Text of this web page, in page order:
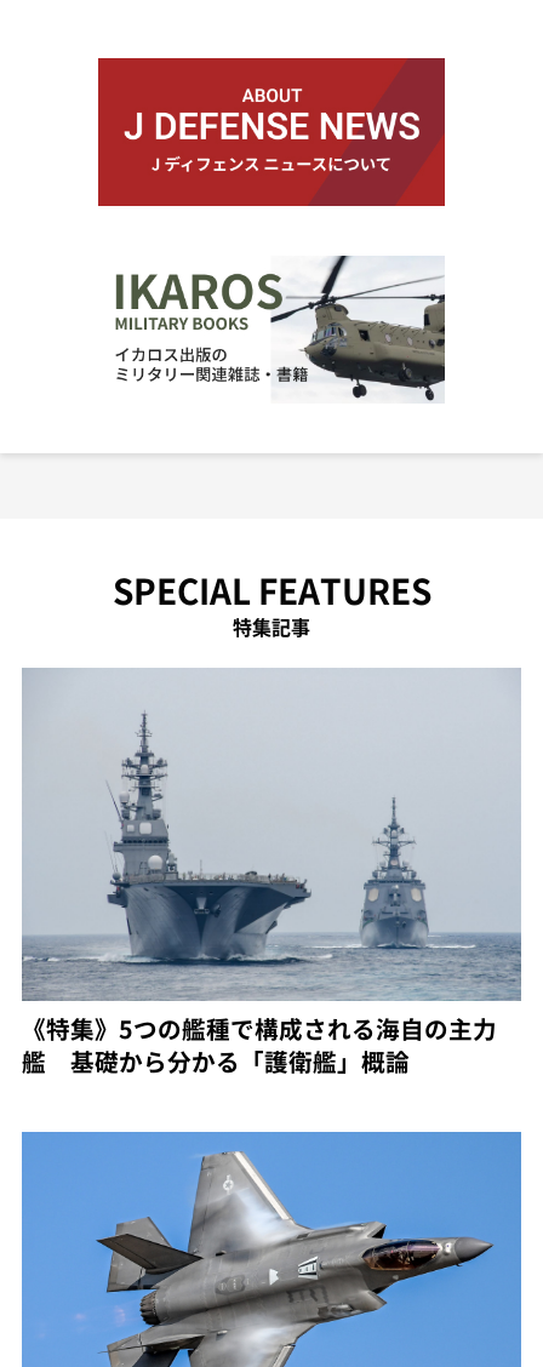
SPECIAL FEATURES
特集記事
《特集》5つの艦種で構成される海自の主力
艦 基礎から分かる「護衛艦」概論